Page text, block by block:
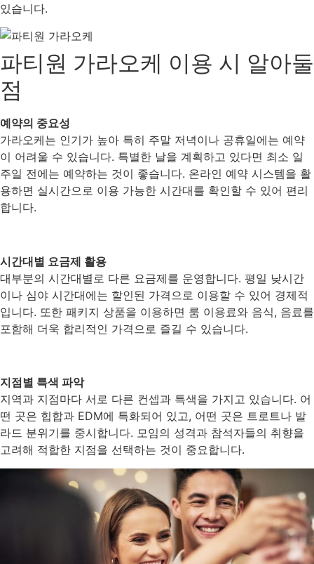
있습니다.
파티원 가라오케 이용 시 알아둘
점
예약의 중요성
가라오케는 인기가 높아 특히 주말 저녁이나 공휴일에는 예약
이 어려울 수 있습니다. 특별한 날을 계획하고 있다면 최소 일
주일 전에는 예약하는 것이 좋습니다. 온라인 예약 시스템을 활
용하면 실시간으로 이용 가능한 시간대를 확인할 수 있어 편리
합니다.
시간대별 요금제 활용
대부분의 시간대별로 다른 요금제를 운영합니다. 평일 낮시간
이나 심야 시간대에는 할인된 가격으로 이용할 수 있어 경제적
입니다. 또한 패키지 상품을 이용하면 룸 이용료와 음식, 음료를
포함해 더욱 합리적인 가격으로 즐길 수 있습니다.
지점별 특색 파악
지역과 지점마다 서로 다른 컨셉과 특색을 가지고 있습니다. 어
떤 곳은 힙합과 EDM에 특화되어 있고, 어떤 곳은 트로트나 발
라드 분위기를 중시합니다. 모임의 성격과 참석자들의 취향을
고려해 적합한 지점을 선택하는 것이 중요합니다.